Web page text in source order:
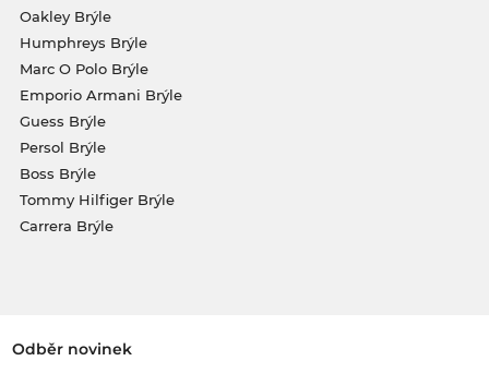
Oakley Brýle
Humphreys Brýle
Marc O Polo Brýle
Emporio Armani Brýle
Guess Brýle
Persol Brýle
Boss Brýle
Tommy Hilfiger Brýle
Carrera Brýle
Odběr novinek